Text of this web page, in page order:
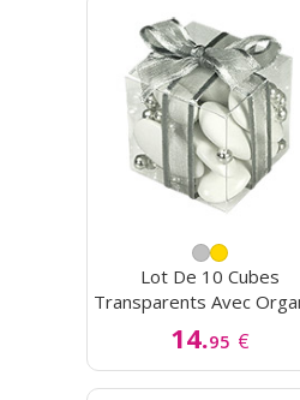
Lot De 10 Cubes
Transparents Avec
14.95 €